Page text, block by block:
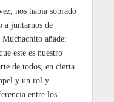
nos había sobrado
a juntarnos de
añade:
este es nuestro
de todos, en cierta
y un rol y
entre los